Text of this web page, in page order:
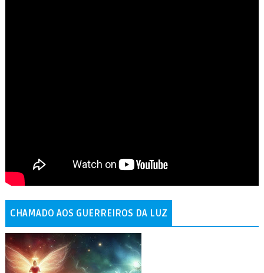
CHAMADO AOS GUERREIROS DA LUZ